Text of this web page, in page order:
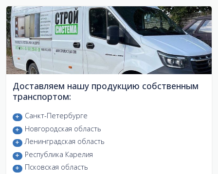
Доставляем нашу продукцию собственным
транспортом:
Санкт-Петербурге
Новгородская область
Ленинградская область
Республика Карелия
Псковская область